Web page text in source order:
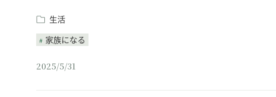
生活
家族になる
2025/5/31